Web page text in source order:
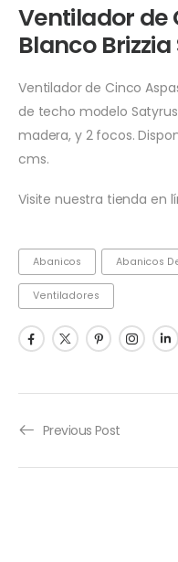
Ventilador de
Blanco
Ventilador de Cinco
de techo modelo
madera, y 2 focos.
cms.
Visite nuestra tienda en
Abanicos Abanicos
Ventiladores
Previous Post